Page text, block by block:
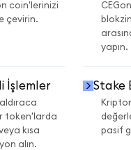
coin'lerinizi
çevirin.
yapın.
İşlemler
token'larda
kısa
alın.
Stake
pasif